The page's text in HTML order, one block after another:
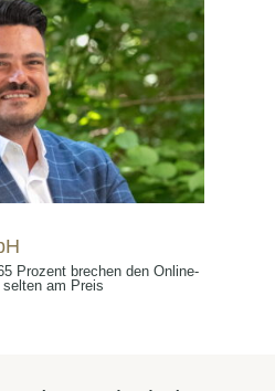
Prozent brechen den Online-
am Preis